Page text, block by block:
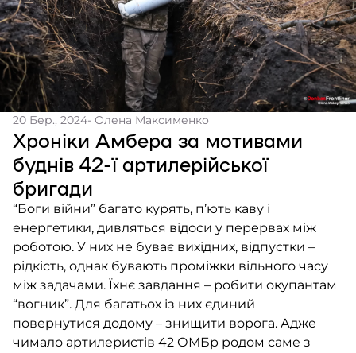
20 Бер., 2024- Олена Максименко
Хроніки Амбера за мотивами
буднів 42-ї артилерійської
бригади
“Боги війни” багато курять, п’ють каву і
енергетики, дивляться відоси у перервах між
роботою. У них не буває вихідних, відпустки –
рідкість, однак бувають проміжки вільного часу
між задачами. Їхнє завдання – робити окупантам
“вогник”. Для багатьох із них єдиний
повернутися додому – знищити ворога. Адже
чимало артилеристів 42 ОМБр родом саме з